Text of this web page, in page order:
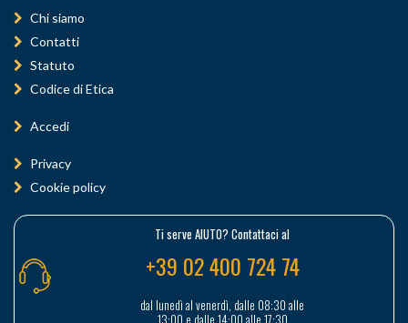
Chi siamo
Contatti
Statuto
Codice di Etica
Accedi
Privacy
Cookie policy
Ti serve AIUTO? Contattaci al
+39 02 400 724 74
dal lunedì al venerdì, dalle 08:30 alle
13:00 e dalle 14:00 alle 17:30